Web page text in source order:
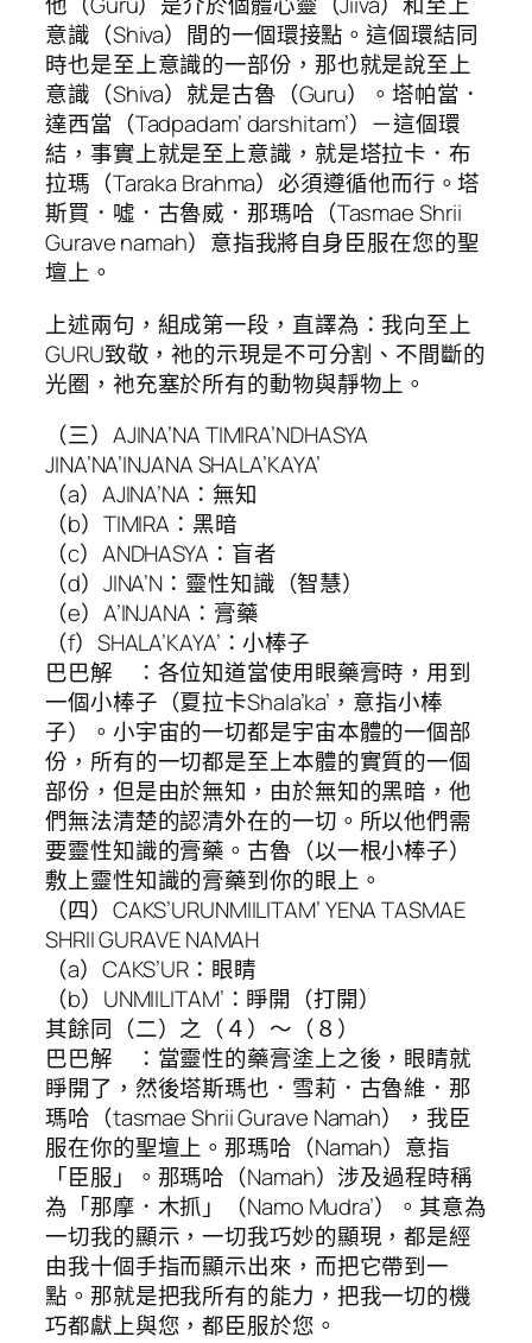
意識（Shiva）間的一個環接點。這個環結同
時也是至上意識的一部份，那也就是說至上
意識（Shiva）就是古魯（Guru）。塔帕當．
達西當（Tadpadam’ darshitam’）－這個環
結，事實上就是至上意識，就是塔拉卡．布
拉瑪（Taraka Brahma）必須遵循他而行。塔
斯買．噓．古魯威．那瑪哈（Tasmae Shrii
Gurave namah）意指我將自身臣服在您的聖
壇上。
上述兩句，組成第一段，直譯為：我向至上
GURU致敬，祂的示現是不可分割、不間斷的
光圈，祂充塞於所有的動物與靜物上。
（三）AJINA’NA TIMIRA’NDHASYA
JINA’NA’INJANA SHALA’KAYA’
（a）AJINA’NA：無知
（b）TIMIRA：黑暗
（c）ANDHASYA：盲者
（d）JINA’N：靈性知識（智慧）
（e）A’INJANA：膏藥
（f）SHALA’KAYA’：小棒子
巴巴解 ：各位知道當使用眼藥膏時，用到
一個小棒子（夏拉卡Shala’ka’，意指小棒
子）。小宇宙的一切都是宇宙本體的一個部
份，所有的一切都是至上本體的實質的一個
部份，但是由於無知，由於無知的黑暗，他
們無法清楚的認清外在的一切。所以他們需
要靈性知識的膏藥。古魯（以一根小棒子）
敷上靈性知識的膏藥到你的眼上。
（四）CAKS’URUNMIILITAM’ YENA TASMAE
SHRII GURAVE NAMAH
（a）CAKS’UR：眼睛
（b）UNMIILITAM’：睜開（打開）
其餘同（二）之（４）～（８）
巴巴解 ：當靈性的藥膏塗上之後，眼睛就
睜開了，然後塔斯瑪也．雪莉．古魯維．那
瑪哈（tasmae Shrii Gurave Namah），我臣
服在你的聖壇上。那瑪哈（Namah）意指
「臣服」。那瑪哈（Namah）涉及過程時稱
為「那摩．木抓」（Namo Mudra’）。其意為
一切我的顯示，一切我巧妙的顯現，都是經
由我十個手指而顯示出來，而把它帶到一
點。那就是把我所有的能力，把我一切的機
巧都獻上與您，都臣服於您。